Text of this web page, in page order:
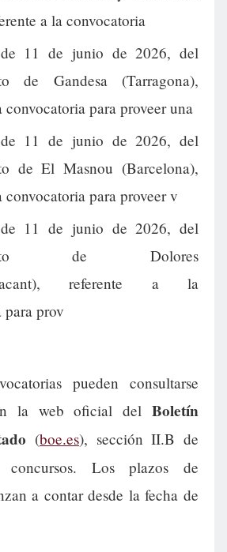
a la convocatoria
de 11 de junio de 2026, del
de Gandesa (Tarragona),
convocatoria para proveer una
de 11 de junio de 2026, del
de El Masnou (Barcelona),
convocatoria para proveer v
de 11 de junio de 2026, del
de Dolores
referente a la
para prov
pueden consultarse
la web oficial del Boletín
(boe.es), sección II.B de
concursos. Los plazos de
a contar desde la fecha de